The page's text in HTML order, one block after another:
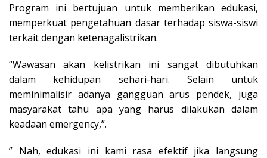
Program ini bertujuan untuk memberikan edukasi,
memperkuat pengetahuan dasar terhadap siswa-siswi
terkait dengan ketenagalistrikan.
“Wawasan akan kelistrikan ini sangat dibutuhkan
dalam kehidupan sehari-hari. Selain untuk
meminimalisir adanya gangguan arus pendek, juga
masyarakat tahu apa yang harus dilakukan dalam
keadaan emergency,”.
” Nah, edukasi ini kami rasa efektif jika langsung